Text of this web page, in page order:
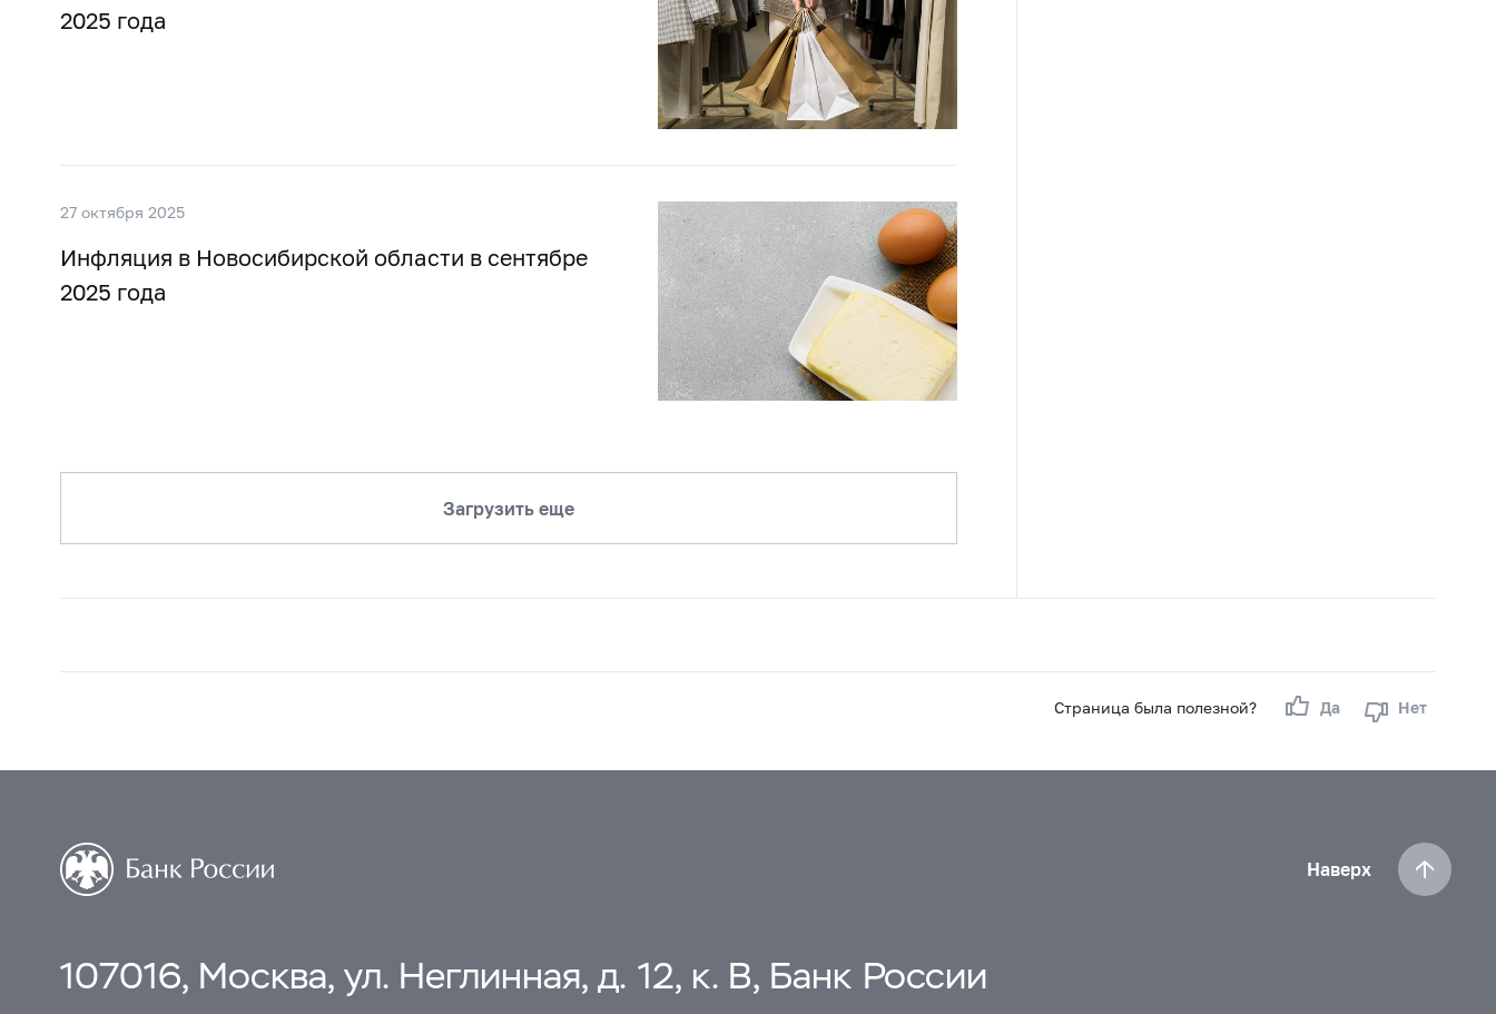
2025 года
27 октября 2025
Инфляция в Новосибирской области в сентябре
2025 года
Загрузить еще
Страница была полезной? Да Нет
Наверх
107016, Москва, ул. Неглинная, д. 12, к. В, Банк России